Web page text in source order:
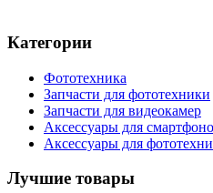
Категории
Фототехника
Запчасти для фототехники
Запчасти для видеокамер
Аксессуары для
Аксессуары для
Лучшие товары